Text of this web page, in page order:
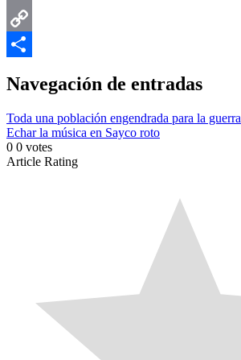
Email
Copy
Navegación de entradas
Toda una población engendrada para la guerra
Echar la música en Sayco roto
0 0 votes
Article Rating